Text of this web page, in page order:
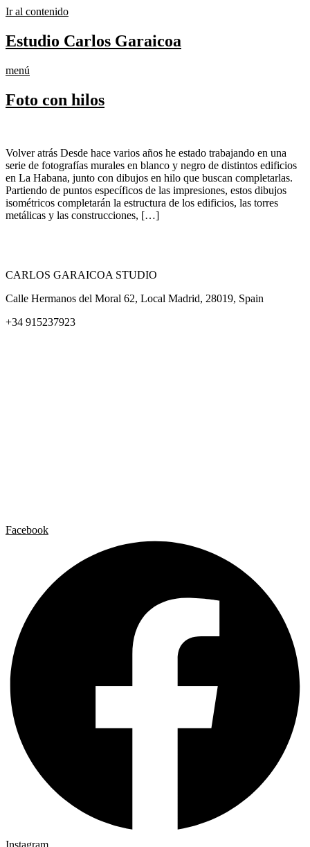
Ir al contenido
Estudio Carlos Garaicoa
menú
Foto con hilos
Volver atrás Desde hace varios años he estado trabajando en una
serie de fotografías murales en blanco y negro de distintos edificios
en La Habana, junto con dibujos en hilo que buscan completarlas.
Partiendo de puntos específicos de las impresiones, estos dibujos
isométricos completarán la estructura de los edificios, las torres
metálicas y las construcciones, […]
CARLOS GARAICOA STUDIO
Calle Hermanos del Moral 62, Local Madrid, 28019, Spain
+34 915237923
Facebook
Instagram